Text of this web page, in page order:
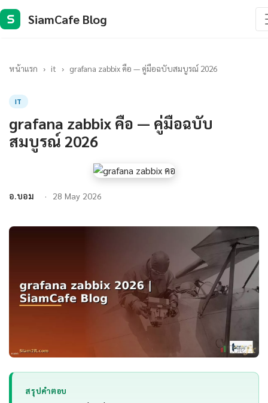
S SiamCafe Blog
หน้าแรก › it › grafana zabbix คือ — คู่มือฉบับสมบูรณ์ 2026
IT
grafana zabbix คือ — คู่มือฉบับ
สมบูรณ์ 2026
อ.บอม 28 May 2026
สรุปคำตอบ